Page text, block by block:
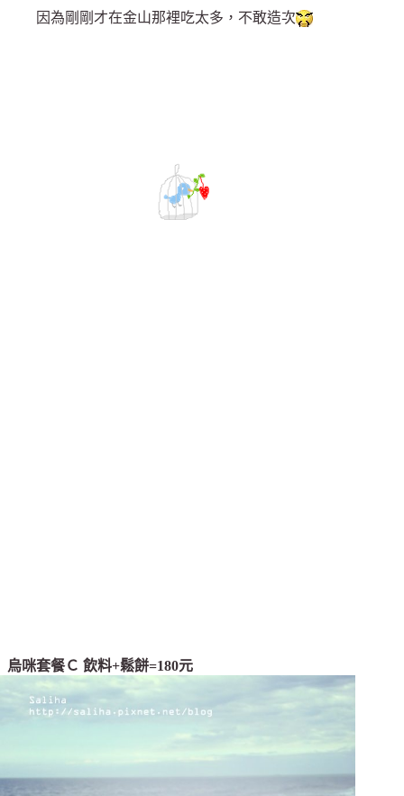
因為剛剛才在金山那裡吃太多，不敢造次
烏咪套餐Ｃ 飲料+鬆餅=180元